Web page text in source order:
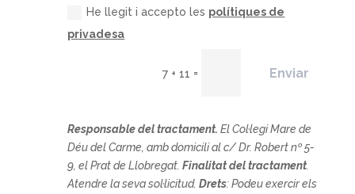
He llegit i accepto les polítiques de
privadesa
7 + 11 = Enviar
Responsable del tractament.ElCol·legi Mare de
Déu del Carme, amb domicili al c/ Dr. Robert nº 5-
9, el Prat de Llobregat.Finalitat del tractament.
Atendre la seva sol·licitud.Drets: Podeu exercir els